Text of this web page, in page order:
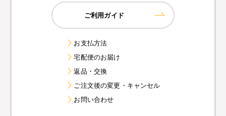
ご利用ガイド
お支払方法
宅配便のお届け
返品・交換
ご注文後の変更・キャンセル
お問い合わせ